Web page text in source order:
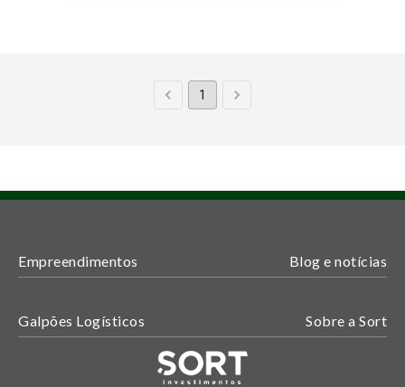
1
Empreendimentos Blog e notícias
Galpões Logísticos Sobre a Sort